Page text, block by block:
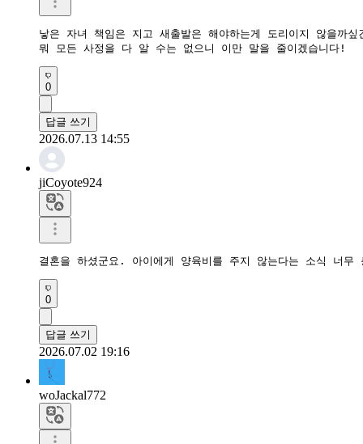
낳은 자녀 책임은 지고 새출발은 해야하는게 도리이지 않을
뭐 모든 사정을 다 알 수는 없으니 이만 말을 줄이겠습니다!
0
답글 쓰기
2026.07.13 14:55
jiCoyote924
결혼을 하셨군요. 아이에게 양육비를 주지 않는다는 소식 너무
0
답글 쓰기
2026.07.02 19:16
woJackal772